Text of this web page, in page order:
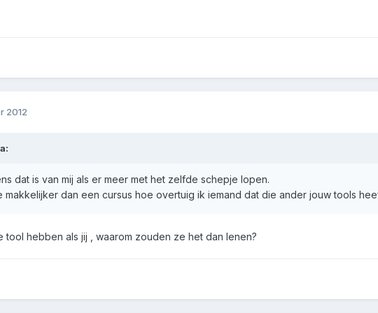
2012
dat is van mij als er meer met het zelfde schepje lopen.
makkelijker dan een cursus hoe overtuig ik iemand dat die ander jouw tools
tool hebben als jij , waarom zouden ze het dan lenen?